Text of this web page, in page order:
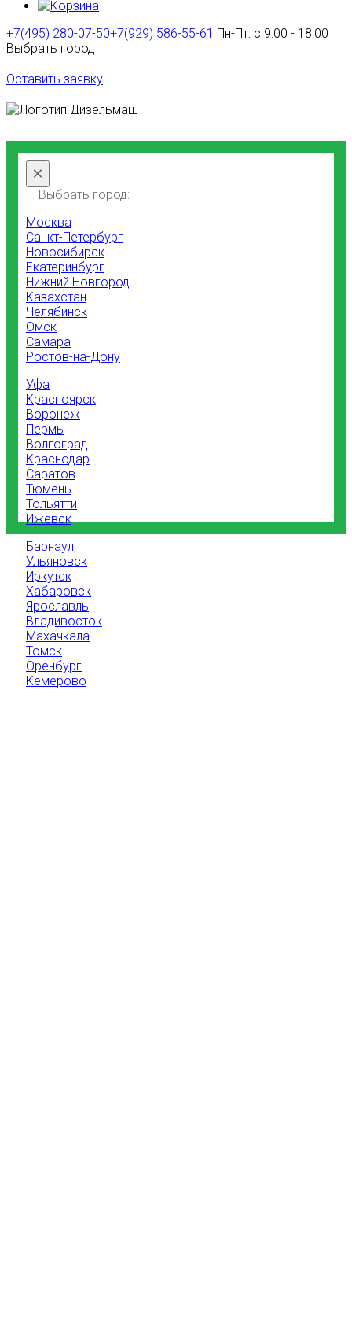
+7(495) 280-07-50+7(929) 586-55-61 Пн-Пт: с 9:00 - 18:00
Выбрать город
Оставить заявку
×
— Выбрать город:
Москва
Санкт-Петербург
Новосибирск
Екатеринбург
Нижний Новгород
Казахстан
Челябинск
Омск
Самара
Ростов-на-Дону
Уфа
Красноярск
Воронеж
Пермь
Волгоград
Краснодар
Саратов
Тюмень
Тольятти
Ижевск
Барнаул
Ульяновск
Иркутск
Хабаровск
Ярославль
Владивосток
Махачкала
Томск
Оренбург
Кемерово